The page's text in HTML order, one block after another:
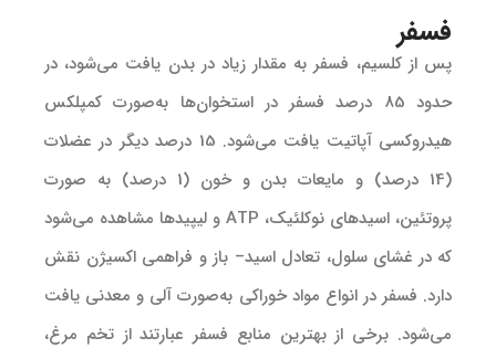
فسفر
پس از کلسیم، فسفر به مقدار زیاد در بدن یافت می‌شود، در
حدود 85 درصد فسفر در استخوان‌ها به‌صورت کمپلکس
هیدروکسی آپاتیت یافت می‌شود. 15 درصد دیگر در عضلات
(14 درصد) و مایعات بدن و خون (1 درصد) به ‌صورت
پروتئین، اسید‌های نوکلئیک، ATP و لیپید‌ها مشاهده می‌شود
که در غشای سلول، تعادل اسید– باز و فراهمی اکسیژن نقش
دارد. فسفر در انواع مواد خوراکی به‌صورت آلی و معدنی یافت
‌می‌شود. برخی از بهترین منابع فسفر عبارتند از تخم مرغ،